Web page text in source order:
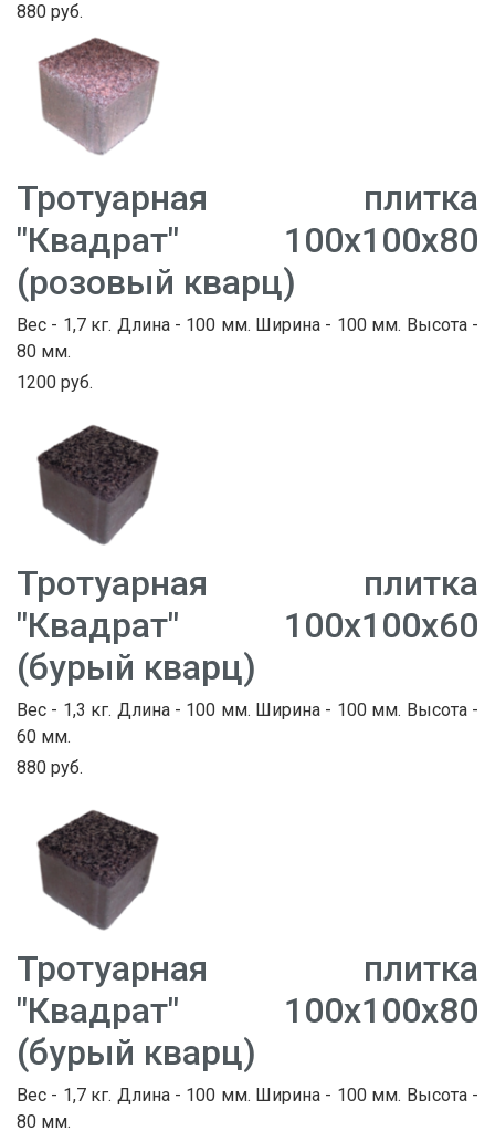
880 руб.
Тротуарная плитка
"Квадрат" 100х100х80
(розовый кварц)
Вес - 1,7 кг. Длина - 100 мм. Ширина - 100 мм. Высота -
80 мм.
1200 руб.
Тротуарная плитка
"Квадрат" 100х100х60
(бурый кварц)
Вес - 1,3 кг. Длина - 100 мм. Ширина - 100 мм. Высота -
60 мм.
880 руб.
Тротуарная плитка
"Квадрат" 100х100х80
(бурый кварц)
Вес - 1,7 кг. Длина - 100 мм. Ширина - 100 мм. Высота -
80 мм.